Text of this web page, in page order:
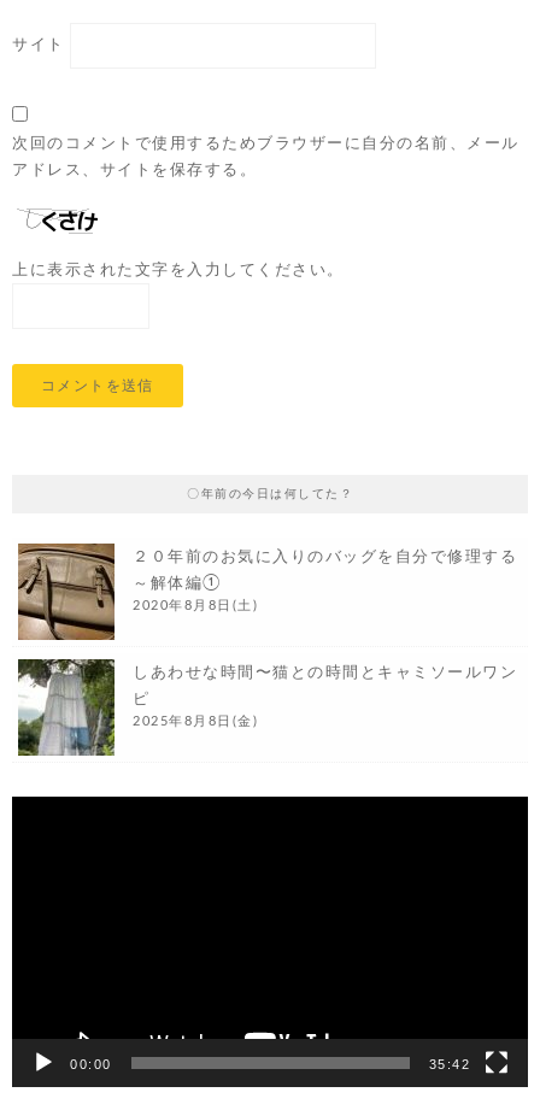
サイト
次回のコメントで使用するためブラウザーに自分の名前、メール
アドレス、サイトを保存する。
上に表示された文字を入力してください。
〇年前の今日は何してた？
２０年前のお気に入りのバッグを自分で修理する
～解体編①
2020年8月8日(土)
しあわせな時間〜猫との時間とキャミソールワン
ピ
2025年8月8日(金)
00:00 35:42